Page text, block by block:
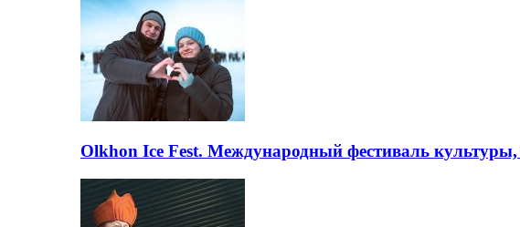
Olkhon Ice Fest. Международный фестиваль культуры,